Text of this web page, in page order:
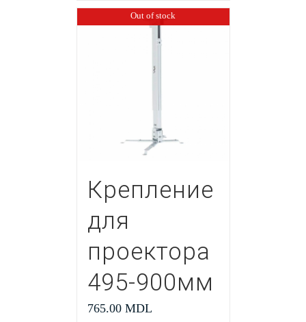
Out of stock
Крепление
для
проектора
495-900мм
765.00 MDL